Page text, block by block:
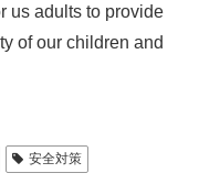
us adults to provide
of our children and
安全対策